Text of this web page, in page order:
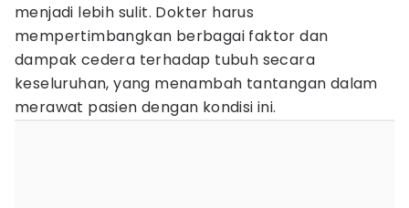
menjadi lebih sulit. Dokter harus
mempertimbangkan berbagai faktor dan
dampak cedera terhadap tubuh secara
keseluruhan, yang menambah tantangan dalam
merawat pasien dengan kondisi ini.